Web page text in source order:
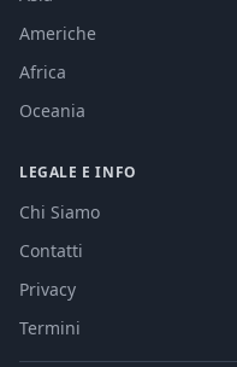
Americhe
Africa
Oceania
LEGALE E INFO
Chi Siamo
Contatti
Privacy
Termini